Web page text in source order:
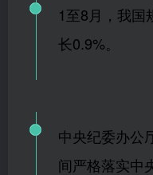
1至8月，我国
长0.9%。
中央纪委办公
间严格落实中